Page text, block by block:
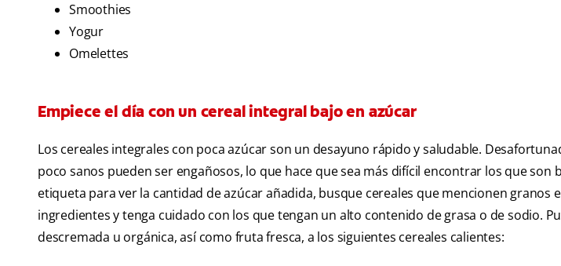
Smoothies
Yogur
Omelettes
Empiece el día con un cereal integral bajo en azúcar
Los cereales integrales con poca azúcar son un desayuno rápido y saludable.
poco sanos pueden ser engañosos, lo que hace que sea más difícil encontrar los que son
etiqueta para ver la cantidad de azúcar añadida, busque cereales que mencionen granos
ingredientes y tenga cuidado con los que tengan un alto contenido de grasa o de sodio.
descremada u orgánica, así como fruta fresca, a los siguientes cereales calientes: